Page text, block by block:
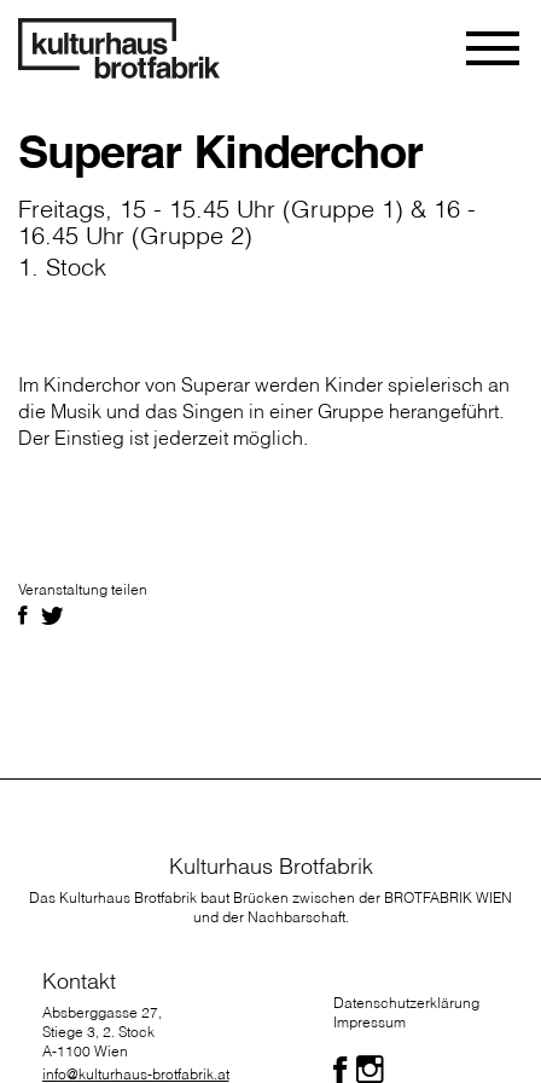
Superar Kinderchor
Freitags, 15 - 15.45 Uhr (Gruppe 1) & 16 -
16.45 Uhr (Gruppe 2)
1. Stock
Im Kinderchor von Superar werden Kinder spielerisch an
die Musik und das Singen in einer Gruppe herangeführt.
Der Einstieg ist jederzeit möglich.
Veranstaltung teilen
Kulturhaus Brotfabrik
Das Kulturhaus Brotfabrik baut Brücken zwischen der BROTFABRIK WIEN
und der Nachbarschaft.
Kontakt
Absberggasse 27,
Stiege 3, 2. Stock
A-1100 Wien
info@kulturhaus-brotfabrik.at
Datenschutzerklärung
Impressum